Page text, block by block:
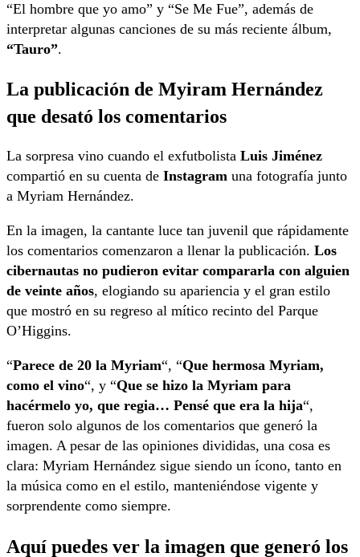
“El hombre que yo amo” y “Se Me Fue”, además de
interpretar algunas canciones de su más reciente álbum,
“Tauro”.
La publicación de Myiram Hernández
que desató los comentarios
La sorpresa vino cuando el exfutbolista Luis Jiménez
compartió en su cuenta de Instagram una fotografía junto
a Myriam Hernández.
En la imagen, la cantante luce tan juvenil que rápidamente
los comentarios comenzaron a llenar la publicación. Los
cibernautas no pudieron evitar compararla con alguien
de veinte años, elogiando su apariencia y el gran estilo
que mostró en su regreso al mítico recinto del Parque
O’Higgins.
“Parece de 20 la Myriam“, “Que hermosa Myriam,
como el vino“, y “Que se hizo la Myriam para
hacérmelo yo, que regia… Pensé que era la hija“,
fueron solo algunos de los comentarios que generó la
imagen. A pesar de las opiniones divididas, una cosa es
clara: Myriam Hernández sigue siendo un ícono, tanto en
la música como en el estilo, manteniéndose vigente y
sorprendente como siempre.
Aquí puedes ver la imagen que generó los